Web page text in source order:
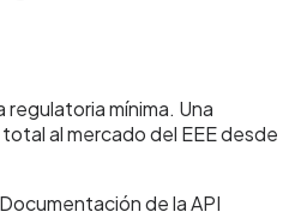
regulatoria mínima. Una
al mercado del EEE desde
Documentación de la API